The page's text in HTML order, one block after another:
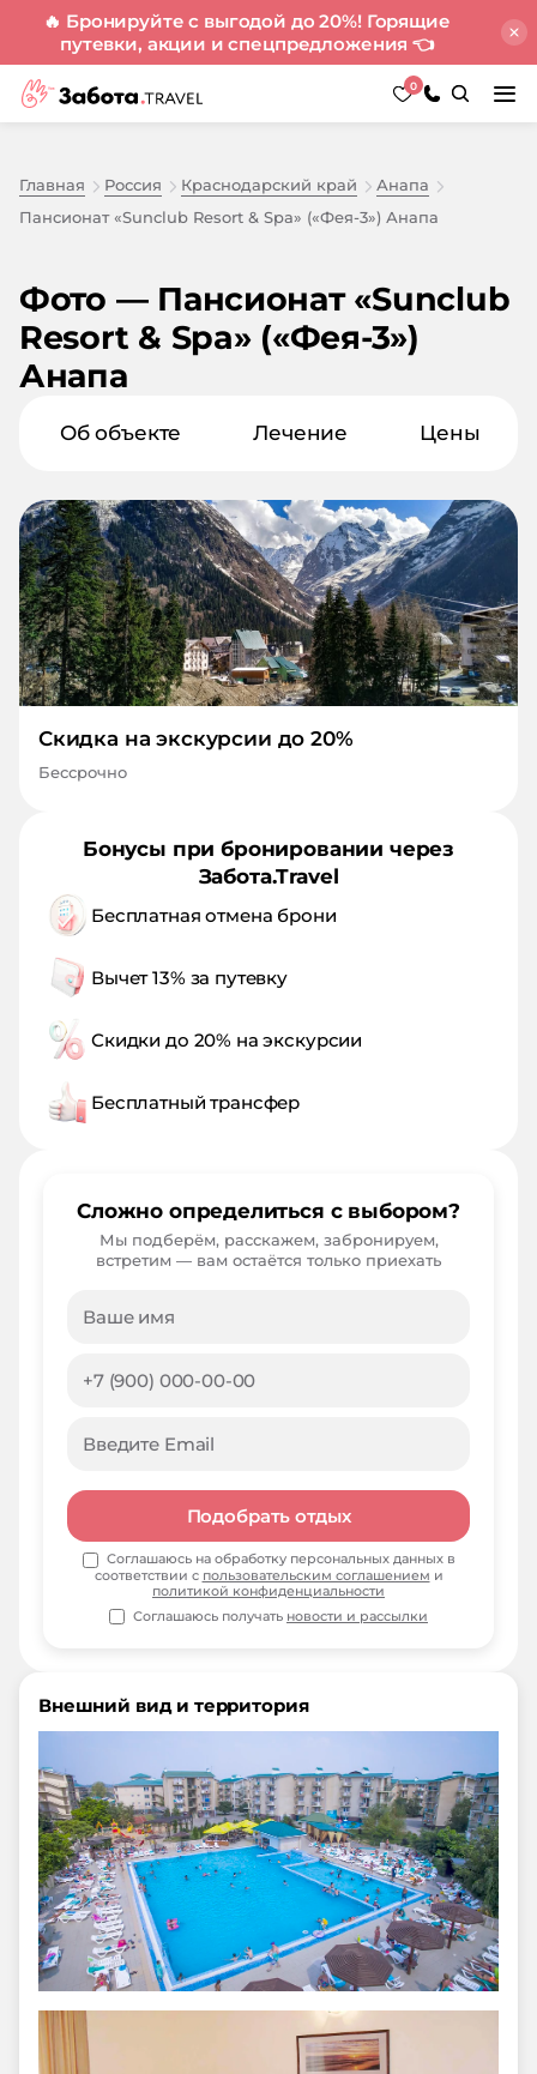
🔥 Бронируйте с выгодой до 20%! Горящие
путевки, акции и спецпредложения 👈
0
Главная Россия Краснодарский край
Анапа
Пансионат «Sunclub Resort & Spa» («Фея-3») Анапа
Фото — Пансионат «Sunclub
Resort & Spa» («Фея-3»)
Анапа
Об объекте Лечение Цены
Внешний вид и территория
Скидка на экскурсии до 20%
Бессрочно
Бонусы при бронировании через
Забота.Travel
Бесплатная отмена брони
Вычет 13% за путевку
Скидки до 20% на экскурсии
Бесплатный трансфер
Сложно определиться с выбором?
Мы подберём, расскажем, забронируем,
встретим — вам остаётся только приехать
Подобрать отдых
Соглашаюсь на обработку персональных данных в
соответствии с пользовательским соглашением и
политикой конфиденциальности
Соглашаюсь получать новости и рассылки